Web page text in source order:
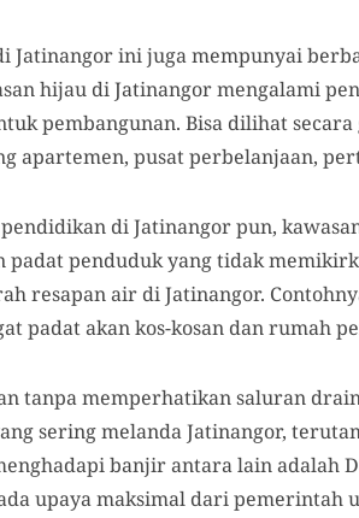
Jatinangor ini juga mempunyai
hijau di Jatinangor mengalami
pembangunan. Bisa dilihat
apartemen, pusat perbelanjaan,
di Jatinangor pun,
padat penduduk yang tidak
resapan air di Jatinangor.
padat akan kos-kosan dan rumah
tanpa memperhatikan saluran
sering melanda Jatinangor,
banjir antara lain adalah
upaya maksimal dari pemerintah